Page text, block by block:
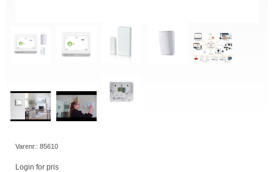
Varenr.: 85610
Login for pris